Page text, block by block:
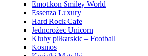
Emotikon Smiley World
Essenza Luxury
Hard Rock Cafe
Jednorożec Unicorn
Kluby piłkarskie – Football
Kosmos